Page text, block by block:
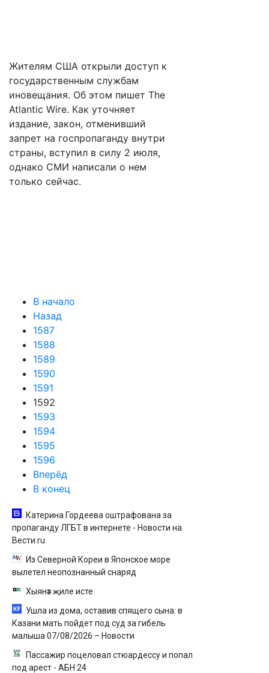
Жителям США открыли доступ к
государственным службам
иновещания. Об этом пишет The
Atlantic Wire. Как уточняет
издание, закон, отменивший
запрет на госпропаганду внутри
страны, вступил в силу 2 июля,
однако СМИ написали о нем
только сейчас.
В начало
Назад
1587
1588
1589
1590
1591
1592
1593
1594
1595
1596
Вперёд
В конец
Катерина Гордеева оштрафована за
пропаганду ЛГБТ в интернете - Новости на
Вести.ru
Из Северной Кореи в Японское море
вылетел неопознанный снаряд
Хыянәт җиле исте
Ушла из дома, оставив спящего сына: в
Казани мать пойдет под суд за гибель
малыша 07/08/2026 – Новости
Пассажир поцеловал стюардессу и попал
под арест - АБН 24